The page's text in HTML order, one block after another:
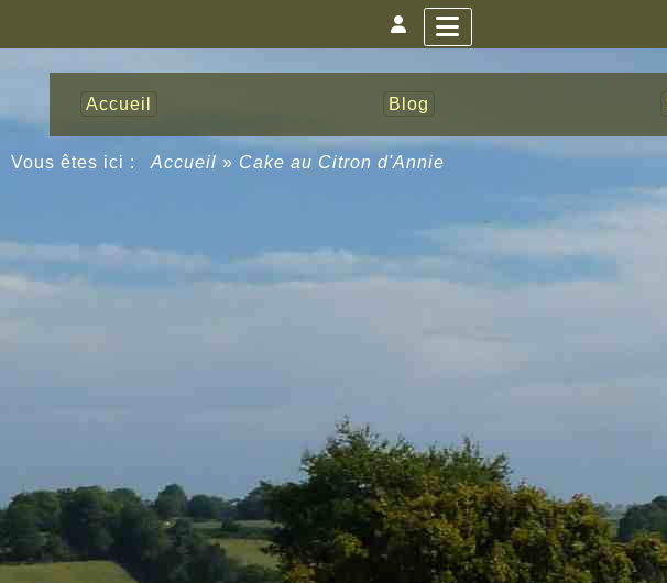
Accueil Blog
Vous êtes ici : Accueil » Cake au Citron d'Annie